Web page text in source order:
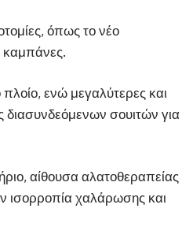
όπως το νέο
καμπάνες.
πλοίο, ενώ μεγαλύτερες και
διασυνδεόμενων σουιτών για
αίθουσα αλατοθεραπείας
ισορροπία χαλάρωσης και